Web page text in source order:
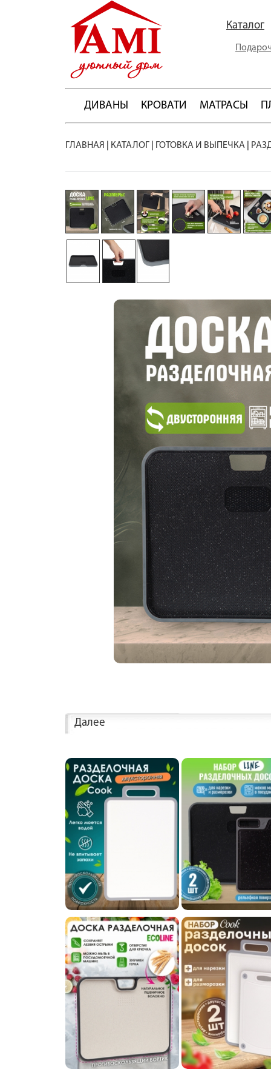
Каталог
ДИВАНЫ КРОВАТИ МАТРАСЫ
ГЛАВНАЯ КАТАЛОГ ГОТОВКА И ВЫПЕЧКА
Далее